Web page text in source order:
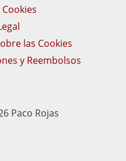
las Cookies
y Reembolsos
Paco Rojas